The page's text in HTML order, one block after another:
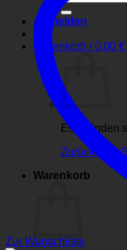
nach:
Anmelden
Warenkorb /0,00 €
Es befinden
Zurück zum
Warenkorb
Zur Wunschliste